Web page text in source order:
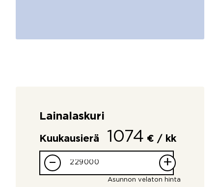
Lainalaskuri
Kuukausierä 1074 € / kk
– +
Asunnon velaton hinta